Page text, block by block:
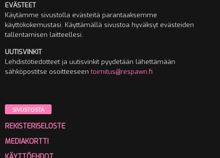
EVÄSTEET
Käytämme sivustolla evästeitä parantaaksemme
käyttökokemustasi. Käyttämällä sivustoa hyväksyt evästeiden
tallentamisen laitteellesi.
UUTISVINKIT
Lehdistötiedotteet ja uutisvinkit pyydetään lähettämään
sähköpostitse osoitteeseentoimitus@respawn.fi
SIVUSTOSTA
REKISTERISELOSTE
MEDIAKORTTI